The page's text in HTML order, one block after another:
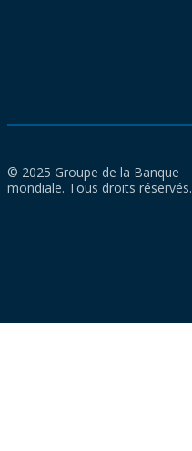
© 2025 Groupe de la Banque
mondiale. Tous droits réservés.